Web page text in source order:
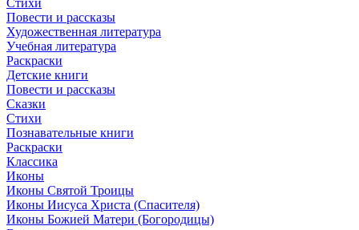
Стихи
Повести и рассказы
Художественная литература
Учебная литература
Раскраски
Детские книги
Повести и рассказы
Сказки
Стихи
Познавательные книги
Раскраски
Классика
Иконы
Иконы Святой Троицы
Иконы Иисуса Христа (Спасителя)
Иконы Божией Матери (Богородицы)